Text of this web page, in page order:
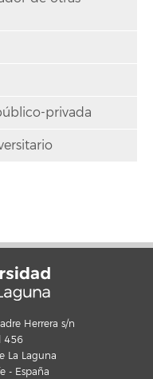
privada
Herrera s/n
456
La Laguna
- España